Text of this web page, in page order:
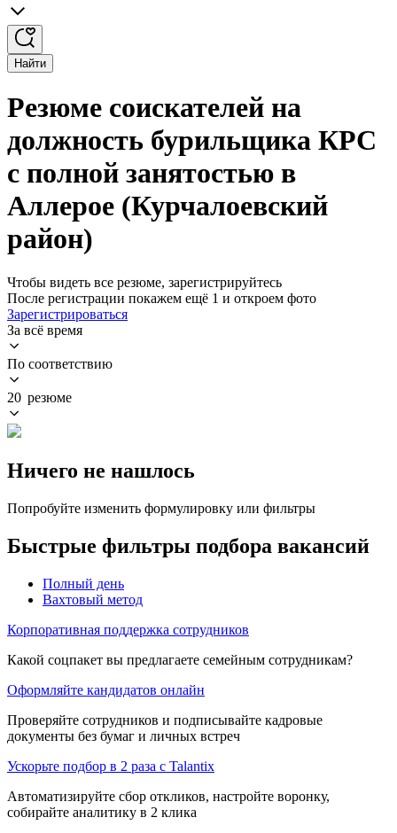
Найти
Резюме соискателей на
должность бурильщика КРС
с полной занятостью в
Аллерое (Курчалоевский
район)
Чтобы видеть все резюме, зарегистрируйтесь
После регистрации покажем ещё 1 и откроем фото
Зарегистрироваться
За всё время
По соответствию
20 резюме
Ничего не нашлось
Попробуйте изменить формулировку или фильтры
Быстрые фильтры подбора вакансий
Полный день
Вахтовый метод
Корпоративная поддержка сотрудников
Какой соцпакет вы предлагаете семейным сотрудникам?
Оформляйте кандидатов онлайн
Проверяйте сотрудников и подписывайте кадровые
документы без бумаг и личных встреч
Ускорьте подбор в 2 раза с Talantix
Автоматизируйте сбор откликов, настройте воронку,
собирайте аналитику в 2 клика